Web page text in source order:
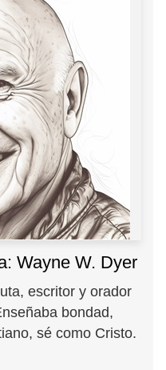
Wayne W. Dyer
escritor y orador
bondad,
sé como Cristo.